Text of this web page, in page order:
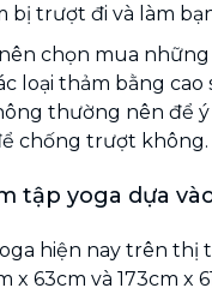
bị trượt đi và làm
chọn mua
loại thảm bằng cao
thường nên để
chống trượt không.
tập yoga dựa
hiện nay trên
x 63cm và 173cm x